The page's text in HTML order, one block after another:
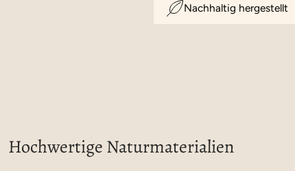
Nachhaltig hergestellt
Hochwertige Naturmaterialien